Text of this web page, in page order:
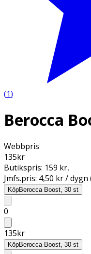
(1)
Berocca
Webbpris
135kr
Butikspris: 159 kr,
Jmfs.pris: 4,50 kr / dygn
KöpBerocca Boost, 30 st
0
135kr
KöpBerocca Boost, 30 st